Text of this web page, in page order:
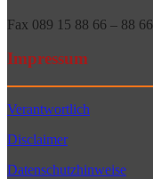
Fax 089 15 88 66 – 88 66
Impressum
Verantwortlich
Disclaimer
Datenschutzhinweise